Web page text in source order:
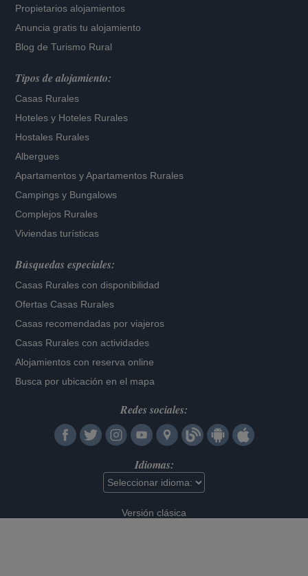
Propietarios alojamientos
Anuncia gratis tu alojamiento
Blog de Turismo Rural
Tipos de alojamiento:
Casas Rurales
Hoteles y Hoteles Rurales
Hostales Rurales
Albergues
Apartamentos yApartamentos Rurales
Campings y Bungalows
Complejos Rurales
Viviendas turísticas
Búsquedas especiales:
Casas Rurales con disponibilidad
Ofertas Casas Rurales
Casas recomendadas por viajeros
Casas Rurales con actividades
Alojamientos con reserva online
Busca por ubicación en el mapa
Redes sociales:
Idiomas:
Versión clásica